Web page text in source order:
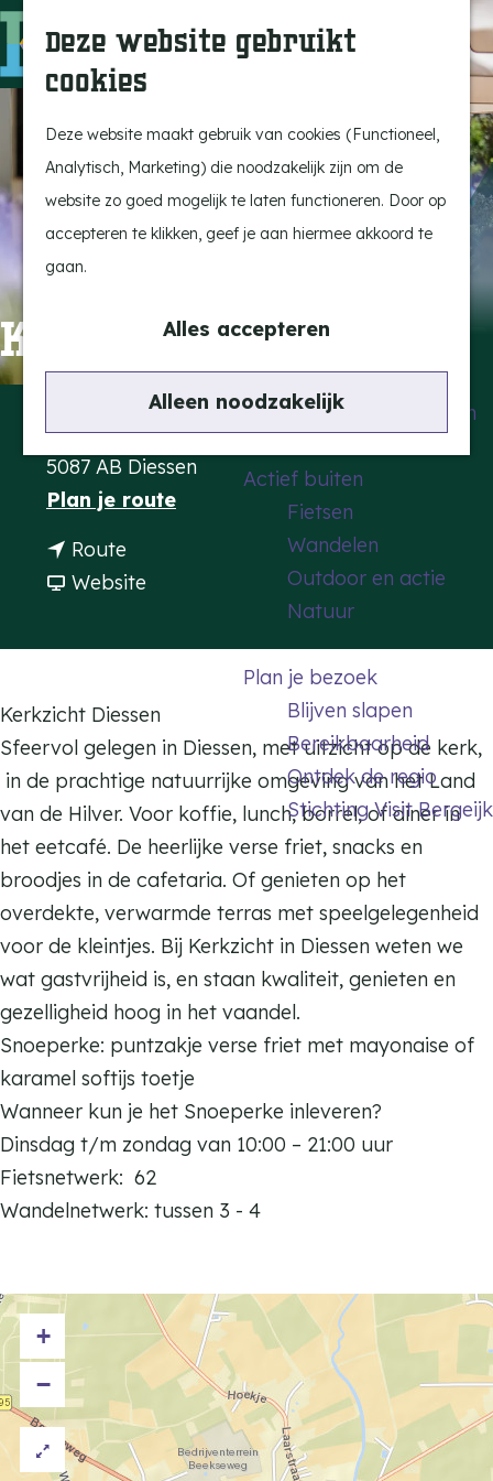
Deze website gebruikt
cookies
Deze website maakt gebruik van cookies (Functioneel,
Analytisch, Marketing) die noodzakelijk zijn om de
website zo goed mogelijk te laten functioneren. Door op
accepteren te klikken, geef je aan hiermee akkoord te
gaan.
Alles accepteren
Alleen noodzakelijk
G
a
d
e
h
o
o
e
n
MBeleef Bergeijk
Kempen Dinerbon
Vrijetijdsbesteding
Recreatie
BRGK Trein
Cultuur & Erfgoed
De Dansende Katten
Actief buiten
Fietsen
Wandelen
Outdoor en actie
Natuur
Plan je bezoek
Blijven slapen
Bereikbaarheid
Ontdek de regio
Stichting Visit Bergeijk
Kerkzicht Snoeperke
Heuvelstraat 10
5087 AB Diessen
Plan je routen
z
i
c
h
t
S
n
o
e
p
e
r
k
Route
a
r
e
r
k
z
i
c
h
t
S
n
o
e
p
e
k
Website
n
e
r
k
z
i
c
h
t
S
n
o
e
p
e
r
k
Kerkzicht Diessen
Sfeervol gelegen in Diessen, met uitzicht op de kerk,
in de prachtige natuurrijke omgeving van het Land
van de Hilver. Voor koffie, lunch, borrel, of diner in
het eetcafé. De heerlijke verse friet, snacks en
broodjes in de cafetaria. Of genieten op het
overdekte, verwarmde terras met speelgelegenheid
voor de kleintjes. Bij Kerkzicht in Diessen weten we
wat gastvrijheid is, en staan kwaliteit, genieten en
gezelligheid hoog in het vaandel.
Snoeperke: puntzakje verse friet met mayonaise of
karamel softijs toetje
Wanneer kun je het Snoeperke inleveren?
Dinsdag t/m zondag van 10:00 – 21:00 uur
Fietsnetwerk: 62
Wandelnetwerk: tussen 3 - 4
+
−